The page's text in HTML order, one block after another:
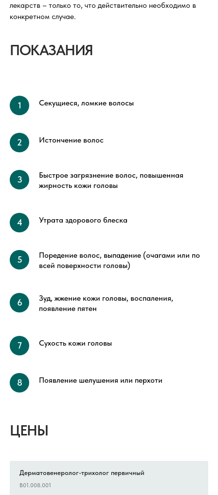
лекарств – только то, что действительно необходимо в
конкретном случае.
ПОКАЗАНИЯ
Секущиеся, ломкие волосы
Истончение волос
Быстрое загрязнение волос, повышенная
жирность кожи головы
Утрата здорового блеска
Поредение волос, выпадение (очагами или по
всей поверхности головы)
Зуд, жжение кожи головы, воспаления,
появление пятен
Сухость кожи головы
Появление шелушения или перхоти
ЦЕНЫ
Дерматовенеролог-трихолог первичный
В01.008.001